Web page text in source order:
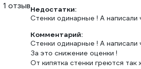
1 отзывНедостатки:
Стенки одинарные ! А написали
Комментарий:
Стенки одинарные ! А написали
За это снижение оценки !
От кипятка стенки греются так